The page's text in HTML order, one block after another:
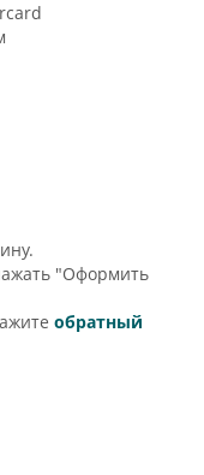
"Оформить
обратный